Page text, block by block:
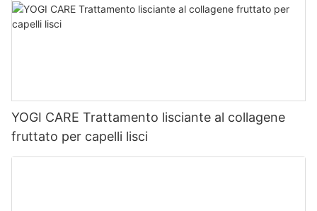
YOGI CARE Trattamento lisciante al collagene
fruttato per capelli lisci